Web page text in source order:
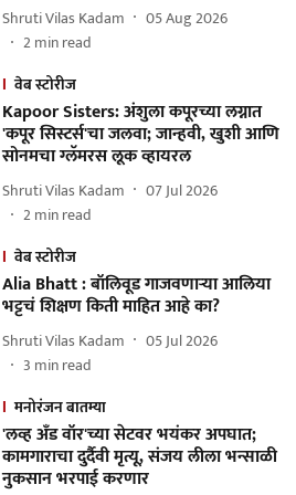
Shruti Vilas Kadam
05 Aug 2026
2min read
वेब स्टोरीज
Kapoor Sisters: अंशुला कपूरच्या लग्नात
'कपूर सिस्टर्स'चा जलवा; जान्हवी, खुशी आणि
सोनमचा ग्लॅमरस लूक व्हायरल
Shruti Vilas Kadam
07 Jul 2026
2min read
वेब स्टोरीज
Alia Bhatt : बॉलिवूड गाजवणाऱ्या आलिया
भट्टचं शिक्षण किती माहित आहे का?
Shruti Vilas Kadam
05 Jul 2026
3 min read
मनोरंजन बातम्या
'लव्ह अँड वॉर'च्या सेटवर भयंकर अपघात;
कामगाराचा दुर्दैवी मृत्यू, संजय लीला भन्साळी
नुकसान भरपाई करणार